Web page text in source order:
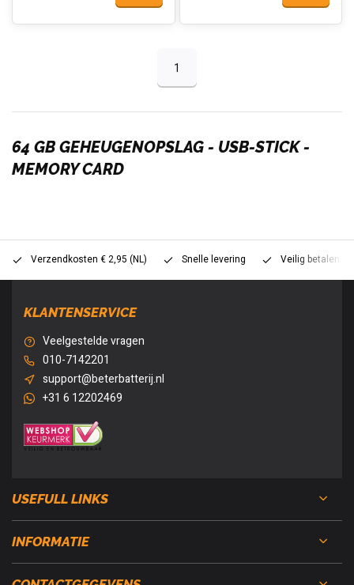
1
64 GB GEHEUGENOPSLAG - USB-STICK -
MEMORY CARD
Verzendkosten € 2,95 (NL) Snelle levering Veilig betalen
KLANTENSERVICE
Veelgestelde vragen
010-7142201
support@beterbatterij.nl
+31 6 12202469
USEFULL LINKS
INFORMATIE